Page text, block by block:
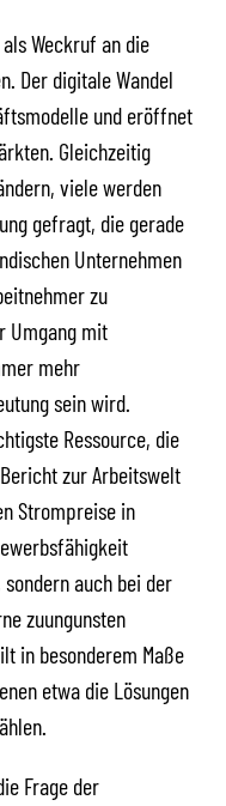
Weckruf an die
Der digitale Wandel
und eröffnet
Gleichzeitig
viele werden
gefragt, die gerade
Unternehmen
zu
Umgang mit
mehr
sein wird.
Ressource, die
zur Arbeitswelt
Strompreise in
auch bei der
zuungunsten
in besonderem Maße
etwa die Lösungen
Frage der